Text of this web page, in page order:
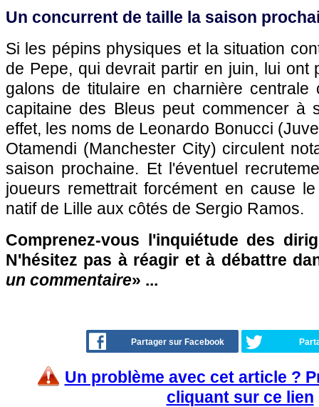
Un concurrent de taille la saison
Si les pépins physiques et la situation
de Pepe, qui devrait partir en juin, lui ont
galons de titulaire en charnière centrale
capitaine des Bleus peut commencer à
effet, les noms de Leonardo Bonucci
Otamendi (Manchester City) circulent
saison prochaine. Et l'éventuel
joueurs remettrait forcément en cause
natif de Lille aux côtés de Sergio Ramos.
Comprenez-vous l'inquiétude des
N'hésitez pas à réagir et à débattre
un commentaire» ...
Partager sur Facebook
Un problème avec cet article ?
cliquant sur ce lien